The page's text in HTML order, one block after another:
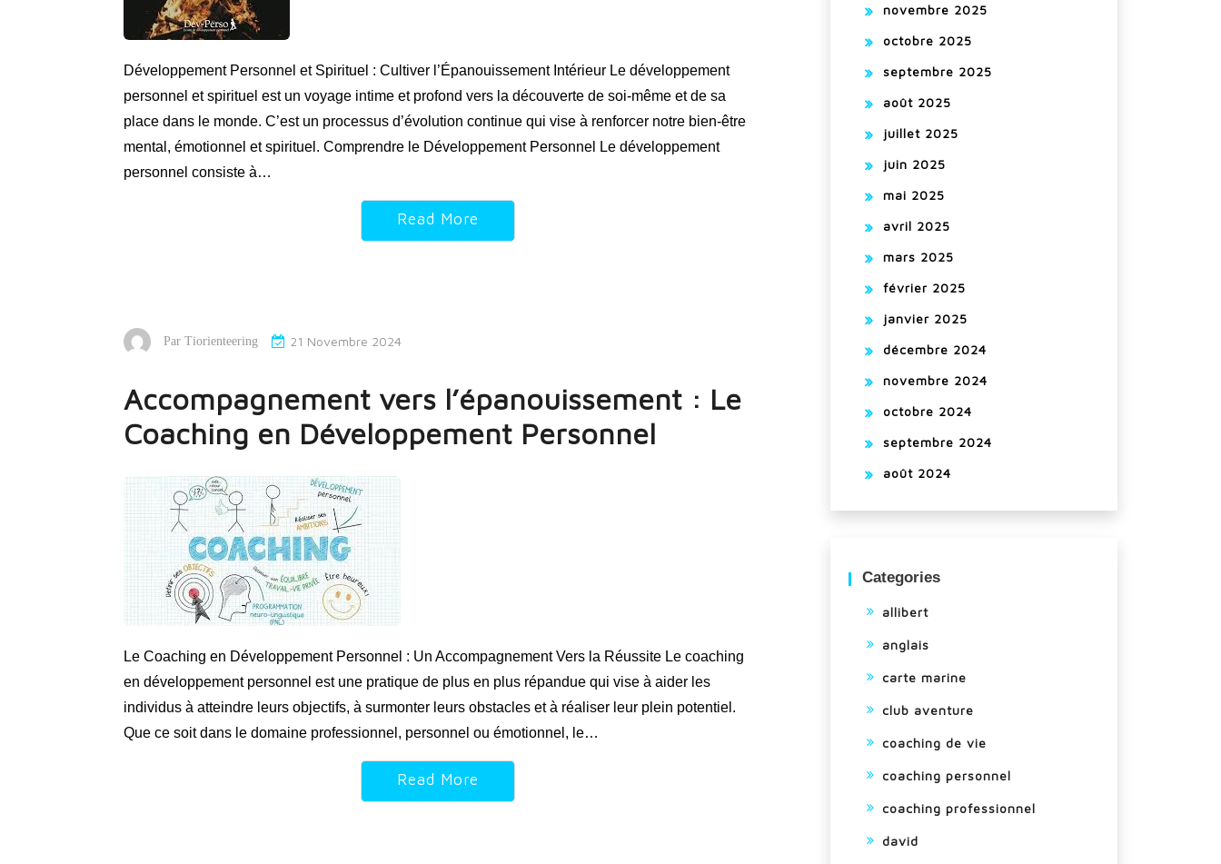
Développement Personnel et Spirituel : Cultiver l’Épanouissement Intérieur Le développement
personnel et spirituel est un voyage intime et profond vers la découverte de soi-même et de sa
place dans le monde. C’est un processus d’évolution continue qui vise à renforcer notre bien-être
mental, émotionnel et spirituel. Comprendre le Développement Personnel Le développement
personnel consiste à…
Read More
Par Tiorienteering 21 Novembre 2024
Accompagnement vers l’épanouissement : Le
Coaching en Développement Personnel
Le Coaching en Développement Personnel : Un Accompagnement Vers la Réussite Le coaching
en développement personnel est une pratique de plus en plus répandue qui vise à aider les
individus à atteindre leurs objectifs, à surmonter leurs obstacles et à réaliser leur plein potentiel.
Que ce soit dans le domaine professionnel, personnel ou émotionnel, le…
Read More
novembre 2025
octobre 2025
septembre 2025
août 2025
juillet 2025
juin 2025
mai 2025
avril 2025
mars 2025
février 2025
janvier 2025
décembre 2024
novembre 2024
octobre 2024
septembre 2024
août 2024
Categories
allibert
anglais
carte marine
club aventure
coaching de vie
coaching personnel
coaching professionnel
david